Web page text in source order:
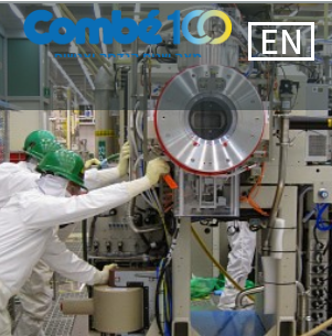
מיקרואלקטרוניקה
EN